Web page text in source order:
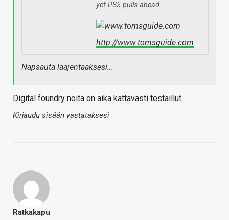
yet PS5 pulls ahead
http://www.tomsguide.com
Napsauta laajentaaksesi…
Digital foundry noita on aika kattavasti testaillut.
Kirjaudu sisään vastataksesi
Ratkakapu